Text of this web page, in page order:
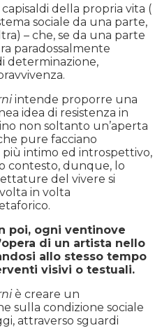
della propria vita (
sociale da una parte,
– che, se da una parte
paradossalmente
determinazione,
intende proporre una
idea di resistenza in
non soltanto un’aperta
pure facciano
intimo ed introspettivo,
contesto, dunque, lo
del vivere si
in volta
poi, ogni ventinove
di un artista nello
allo stesso tempo
visivi o testuali.
è creare un
sulla condizione sociale
attraverso sguardi